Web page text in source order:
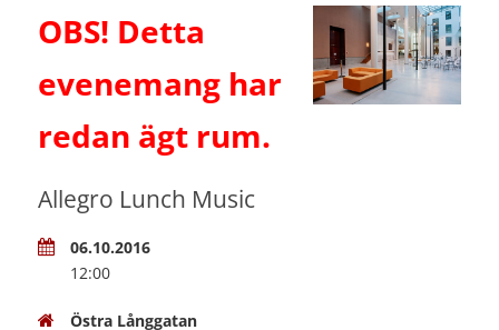
OBS! Detta
evenemang har
redan ägt rum.
Allegro Lunch Music
06.10.2016
12:00
Östra Långgatan